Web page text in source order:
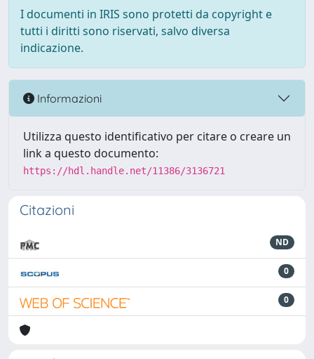
I documenti in IRIS sono protetti da copyright e
tutti i diritti sono riservati, salvo diversa
indicazione.
Informazioni
Utilizza questo identificativo per citare o creare un
link a questo documento:
https://hdl.handle.net/11386/3136721
Citazioni
ND
0
0